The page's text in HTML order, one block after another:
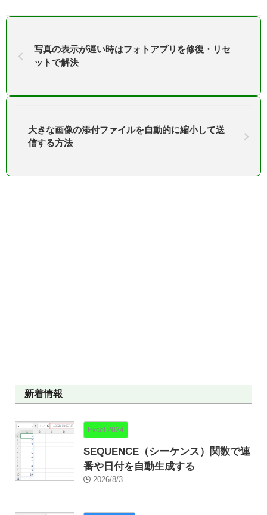
写真の表示が遅い時はフォトアプリを修復・リセ
ットで解決
大きな画像の添付ファイルを自動的に縮小して送
信する方法
新着情報
Excel 2024
SEQUENCE（シーケンス）関数で連
番や日付を自動生成する
2026/8/3